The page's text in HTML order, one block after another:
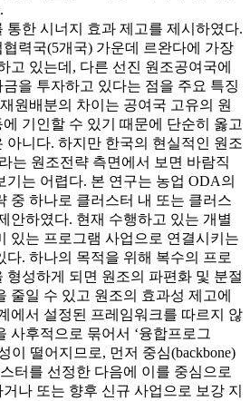
한 시너지 효과 제고를 제시하였다.
력국(5개국) 가운데 르완다에 가장
고 있는데, 다른 선진 원조공여국에
을 투자하고 있다는 점을 주요 특징
원배분의 차이는 공여국 고유의 원
기인할 수 있기 때문에 단순히 옳고
아니다. 하지만 한국의 현실적인 원조
는 원조전략 측면에서 보면 바람직
기는 어렵다. 본 연구는 농업 ODA의
중 하나로 클러스터 내 또는 클러스
안하였다. 현재 수행하고 있는 개별
있는 프로그램 사업으로 연결시키는
다. 하나의 목적을 위해 복수의 프로
형성하게 되면 원조의 파편화 및 분절
줄일 수 있고 원조의 효과성 제고에
에서 설정된 프레임워크를 따르지 않
사후적으로 묶어서 ‘융합프로그
이 떨어지므로, 먼저 중심(backbone)
터를 선정한 다음에 이를 중심으로
나 또는 향후 신규 사업으로 보강 지